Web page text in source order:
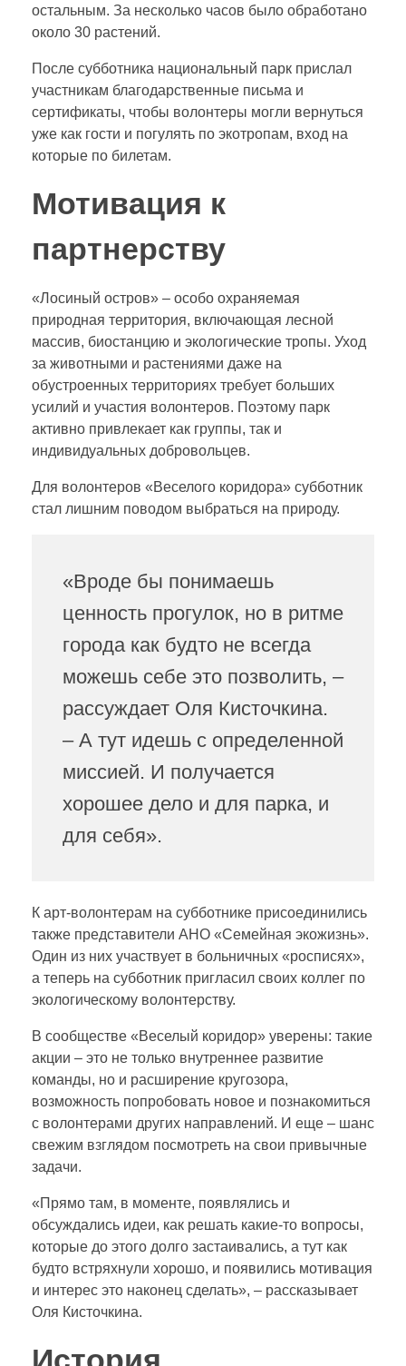
н
г
остальным. За несколько часов было обработано
около 30 растений.
После субботника национальный парк прислал
участникам благодарственные письма и
сертификаты, чтобы волонтеры могли вернуться
уже как гости и погулять по экотропам, вход на
которые по билетам.
Мотивация к
партнерству
«Лосиный остров» – особо охраняемая
природная территория, включающая лесной
массив, биостанцию и экологические тропы. Уход
за животными и растениями даже на
обустроенных территориях требует больших
усилий и участия волонтеров. Поэтому парк
активно привлекает как группы, так и
индивидуальных добровольцев.
Для волонтеров «Веселого коридора» субботник
стал лишним поводом выбраться на природу.
«Вроде бы понимаешь
ценность прогулок, но в ритме
города как будто не всегда
можешь себе это позволить, –
рассуждает Оля Кисточкина.
– А тут идешь с определенной
миссией. И получается
хорошее дело и для парка, и
для себя».
К арт-волонтерам на субботнике присоединились
также представители АНО «Семейная экожизнь».
Один из них участвует в больничных «росписях»,
а теперь на субботник пригласил своих коллег по
экологическому волонтерству.
В сообществе «Веселый коридор» уверены: такие
акции – это не только внутреннее развитие
команды, но и расширение кругозора,
возможность попробовать новое и познакомиться
с волонтерами других направлений. И еще – шанс
свежим взглядом посмотреть на свои привычные
задачи.
«Прямо там, в моменте, появлялись и
обсуждались идеи, как решать какие-то вопросы,
которые до этого долго застаивались, а тут как
будто встряхнули хорошо, и появились мотивация
и интерес это наконец сделать», – рассказывает
Оля Кисточкина.